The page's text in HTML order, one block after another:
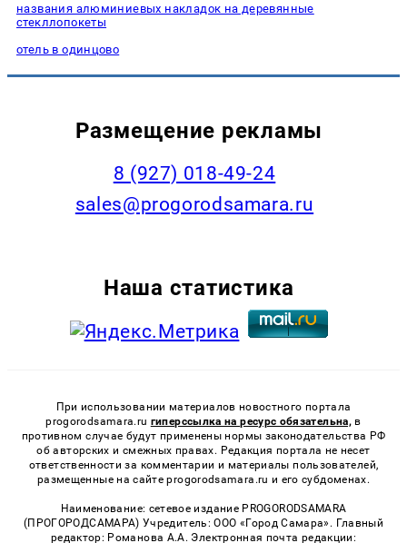
названия алюминиевых накладок на деревянные
стекллопокеты
отель в одинцово
Размещение рекламы
8 (927) 018-49-24
sales@progorodsamara.ru
Наша статистика
При использовании материалов новостного портала
progorodsamara.ru гиперссылка на ресурс обязательна, в
противном случае будут применены нормы законодательства РФ
об авторских и смежных правах. Редакция портала не несет
ответственности за комментарии и материалы пользователей,
размещенные на сайте progorodsamara.ru и его субдоменах.
Наименование: сетевое издание PROGORODSAMARA
(ПРОГОРОДСАМАРА) Учредитель: ООО «Город Самара». Главный
редактор: Романова А.А. Электронная почта редакции: